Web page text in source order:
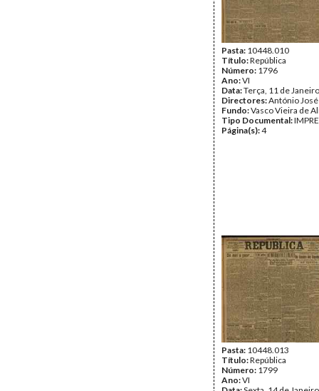
Pasta: 10448.010
Título:República
Número: 1796
Ano:VI
Data:Terça, 11 de
Directores:António
Fundo:Vasco Vieira de
Tipo Documental:
Página(s):4
Pasta: 10448.013
Título:República
Número: 1799
Ano:VI